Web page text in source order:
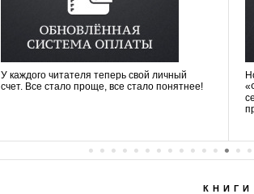
У каждого читателя теперь свой личный
счет. Все стало проще, все стало понятнее!
КНИГИ